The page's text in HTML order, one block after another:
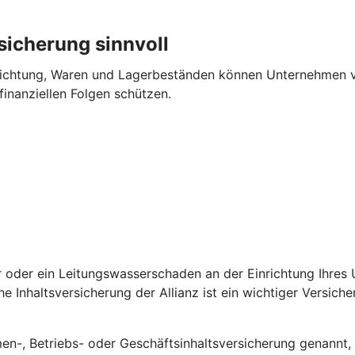
sinnvoll
Waren und Lager­beständen können
Folgen schützen.
ein Leitungs­wasserschaden an der Einrichtung
Inhalts­versicherung der Allianz ist ein wichtiger
, Betriebs- oder Geschäfts­inhalts­versicherung